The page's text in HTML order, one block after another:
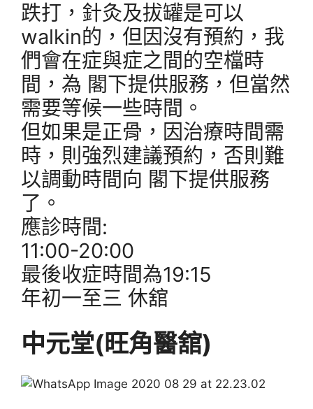
跌打，針灸及拔罐是可以
walkin的，但因沒有預約，我
們會在症與症之間的空檔時
間，為 閣下提供服務，但當然
需要等候一些時間。
但如果是正骨，因治療時間需
時，則強烈建議預約，否則難
以調動時間向 閣下提供服務
了。
應診時間:
11:00-20:00
最後收症時間為19:15
年初一至三 休舘
中元堂(旺角醫舘)